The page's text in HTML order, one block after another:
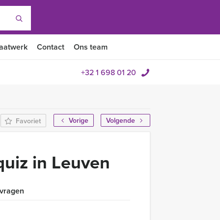
Contact Ons team
+32 1 698 01 20
Vorige Volgende
Favoriet
in Leuven